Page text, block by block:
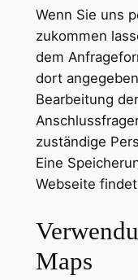
Wenn Sie uns
zukommen
dem
dort
Bearbeitung
zuständige
Eine
Webseite
Maps